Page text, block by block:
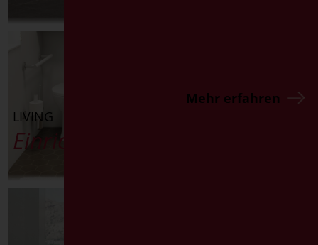
Mehr erfahren
LIVING
Einrichtungshilfsmittel